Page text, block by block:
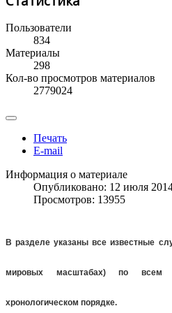
Пользователи
834
Материалы
298
Кол-во просмотров материалов
2779024
Печать
E-mail
Информация о материале
Опубликовано: 12 июля
Просмотров: 13955
В разделе указаны все известные
мировых масштабах) по всем
хронологическом порядке.